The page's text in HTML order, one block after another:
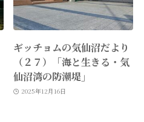
ギッチョムの気仙沼だより
（２７）「海と生きる・気
仙沼湾の防潮堤」
2025年12月16日